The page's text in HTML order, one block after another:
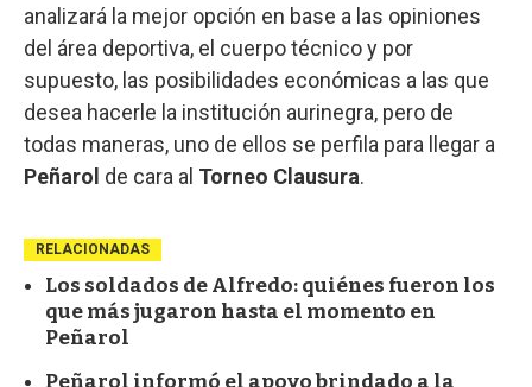
analizará la mejor opción en base a las opiniones
del área deportiva, el cuerpo técnico y por
supuesto, las posibilidades económicas a las que
desea hacerle la institución aurinegra, pero de
todas maneras, uno de ellos se perfila para llegar a
Peñarol de cara al Torneo Clausura.
RELACIONADAS
Los soldados de Alfredo: quiénes fueron los
que más jugaron hasta el momento en
Peñarol